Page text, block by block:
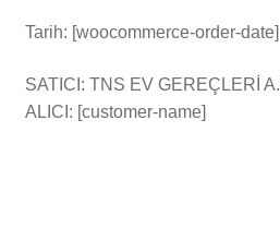
Tarih: [woocommerce-order-date]
SATICI: TNS EV GEREÇLERİ
ALICI: [customer-name]